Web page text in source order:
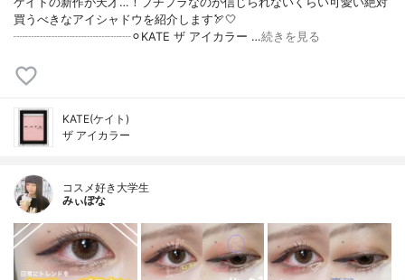
買うべきなアイシャドウを紹介します🏹🤍
┈┈┈┈┈┈┈┈┈┈⚪︎KATE ザ アイカラー …続きを見る
KATE(ケイト)
ザ アイカラー
コスメ好き大学生
みぃぽな